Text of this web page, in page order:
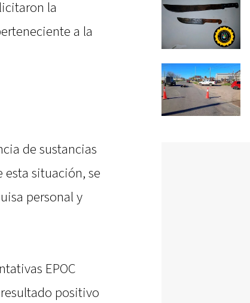
la
a la
de sustancias
esta situación, se
personal y
EPOC
positivo